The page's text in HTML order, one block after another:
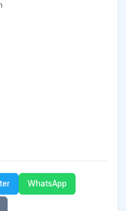
WhatsApp